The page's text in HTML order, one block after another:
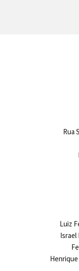
Rua
Luiz
Israel